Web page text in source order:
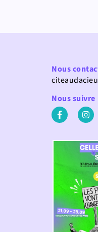
Nous
Nous suivre